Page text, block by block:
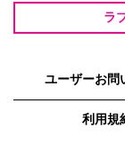
ラ
ユーザーお問
利用規